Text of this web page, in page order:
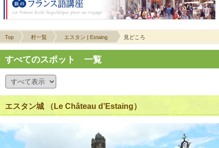
Top 村一覧 エスタン | Estaing 見どころ
すべてのスポット 一覧
エスタン城 （Le Château d’Estaing）